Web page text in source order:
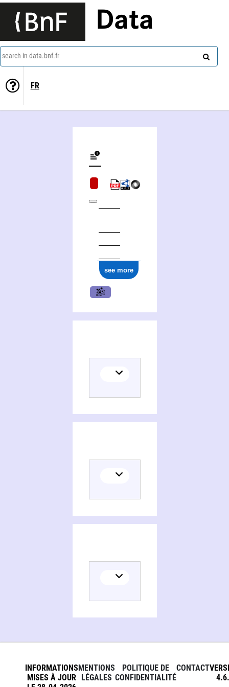
Data
search in data.bnf.fr
FR
see more
INFORMATIONS
MISES À JOUR
MENTIONS
LÉGALES
POLITIQUE DE
CONFIDENTIALITÉ
CONTACT